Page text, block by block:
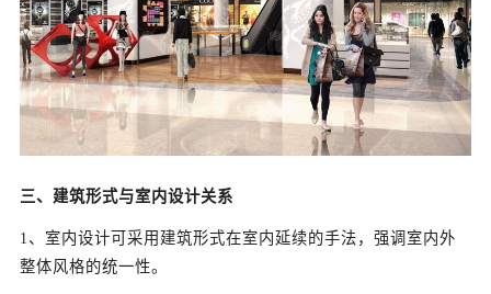
三、建筑形式与室内设计关系
1、室内设计可采用建筑形式在室内延续的手法，强调室内外
整体风格的统一性。